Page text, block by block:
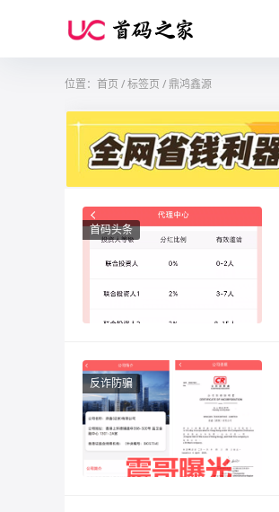
位置： 首页 /标签页 / 鼎鸿鑫源
首码头条
反诈防骗